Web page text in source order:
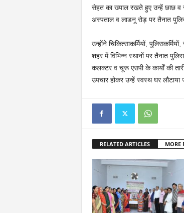
सेहत का ख्याल रखते हुए उन्हें छाछ व
अस्पताल व लाडनू रोड़ पर तैनात
उन्होंने चिकित्साकर्मियों,
शहर में विभिन्न स्थानों पर तैनात
कलक्टर व चूरू एसपी के कार्यों की
उपचार होकर उन्हें स्वस्थ घर लौटाया
RELATED ARTICLES MORE